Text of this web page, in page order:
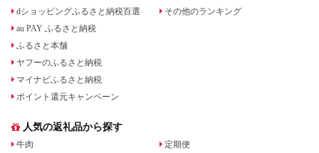
dショッピングふるさと納税百選
au PAY ふるさと納税
ふるさと本舗
ヤフーのふるさと納税
マイナビふるさと納税
ポイント還元キャンペーン
その他のランキング
人気の返礼品から探す
牛肉
定期便